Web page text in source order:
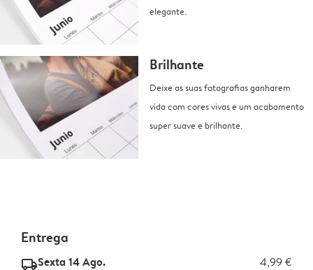
elegante.
Brilhante
Deixe as suas fotografias ganharem
vida com cores vivas e um acabamento
super suave e brilhante.
Entrega
delivery_standard_v2Sexta 14 Ago. 4,99 €